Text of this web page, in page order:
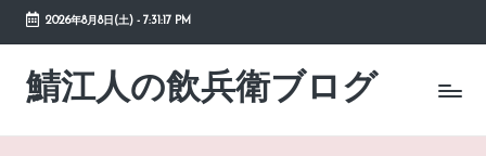
Skip
content
2026年8月8日(土)- 7:31:17 PM
鯖江人の飲兵衛ブログ
日々
の